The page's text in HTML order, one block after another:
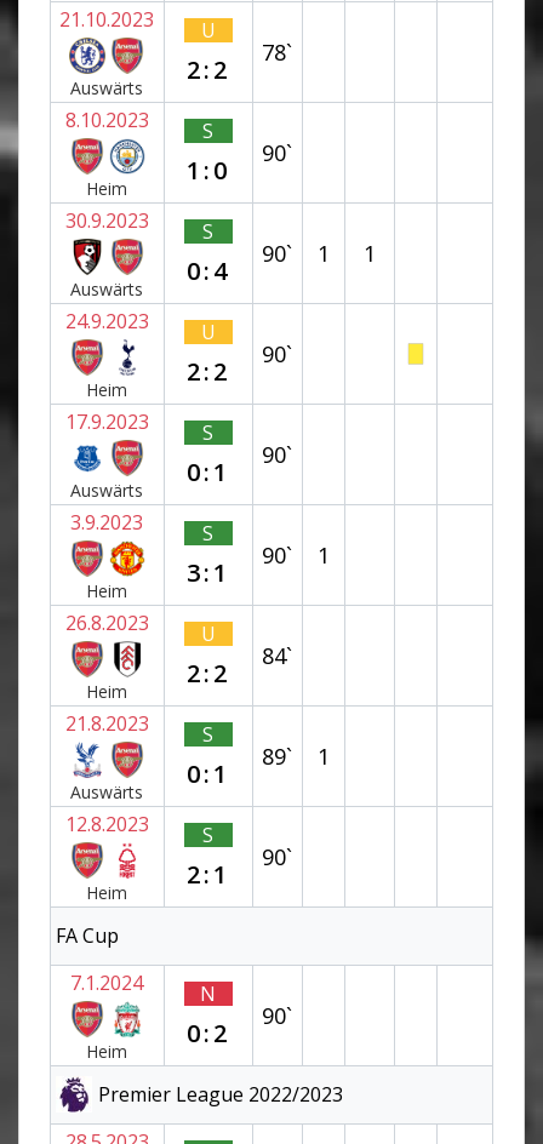
21.10.2023
Auswärts
U
2:2
78`
8.10.2023
Heim
S
1:0
90`
30.9.2023
Auswärts
S
0:4
90` 1 1
24.9.2023
Heim
U
2:2
90`
17.9.2023
Auswärts
S
0:1
90`
3.9.2023
Heim
S
3:1
90` 1
26.8.2023
Heim
U
2:2
84`
21.8.2023
Auswärts
S
0:1
89` 1
12.8.2023
Heim
S
2:1
90`
FA Cup
7.1.2024
Heim
N
0:2
90`
Premier League 2022/2023